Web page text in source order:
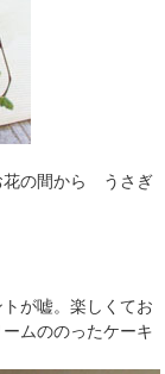
花の間から うさぎ
が嘘。楽しくてお
ムののったケーキ